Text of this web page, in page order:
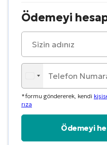
Ödemeyi
*formu göndererek, kendi
rıza